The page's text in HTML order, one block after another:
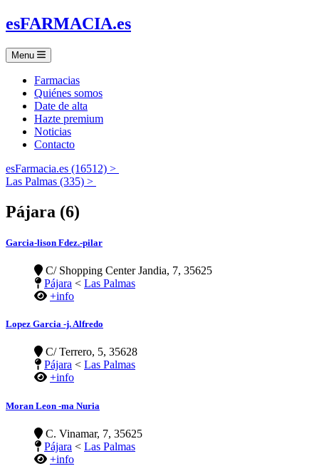
esFARMACIA.es
Menu
Farmacias
Quiénes somos
Date de alta
Hazte premium
Noticias
Contacto
esFarmacia.es (16512) >
Las Palmas (335) >
Pájara (6)
Garcia-lison Fdez.-pilar
C/ Shopping Center Jandia, 7, 35625
Pájara < Las Palmas
+info
Lopez Garcia -j. Alfredo
C/ Terrero, 5, 35628
Pájara < Las Palmas
+info
Moran Leon -ma Nuria
C. Vinamar, 7, 35625
Pájara < Las Palmas
+info